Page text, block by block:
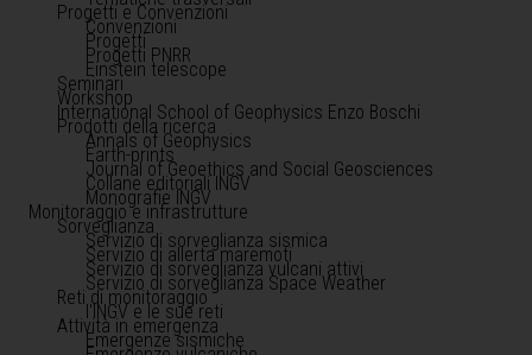
Progetti e Convenzioni
Convenzioni
Progetti
Progetti PNRR
Einstein telescope
Seminari
Workshop
International School of Geophysics Enzo Boschi
Prodotti della ricerca
Annals of Geophysics
Earth-prints
Journal of Geoethics and Social Geosciences
Collane editoriali INGV
Monografie INGV
Monitoraggio e infrastrutture
Sorveglianza
Servizio di sorveglianza sismica
Servizio di allerta maremoti
Servizio di sorveglianza vulcani attivi
Servizio di sorveglianza Space Weather
Reti di monitoraggio
l'INGV e le sue reti
Attività in emergenza
Emergenze sismiche